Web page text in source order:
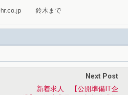
hr.co.jp 鈴木まで
Next Post
新着求人 【公開準備IT企